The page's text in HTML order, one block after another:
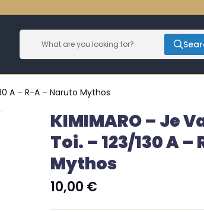
A – R-A – Naruto Mythos
KIMIMARO – Je
Toi. – 123/130 A
Mythos
10,00 €